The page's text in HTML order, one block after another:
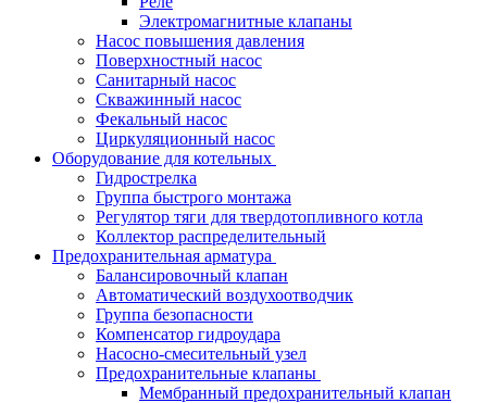
Электромагнитные клапаны
Насос повышения давления
Поверхностный насос
Санитарный насос
Скважинный насос
Фекальный насос
Циркуляционный насос
Оборудование для котельных
Гидрострелка
Группа быстрого монтажа
Регулятор тяги для твердотопливного котла
Коллектор распределительный
Предохранительная арматура
Балансировочный клапан
Автоматический воздухоотводчик
Группа безопасности
Компенсатор гидроудара
Насосно-смесительный узел
Предохранительные клапаны
Мембранный предохранительный клапан